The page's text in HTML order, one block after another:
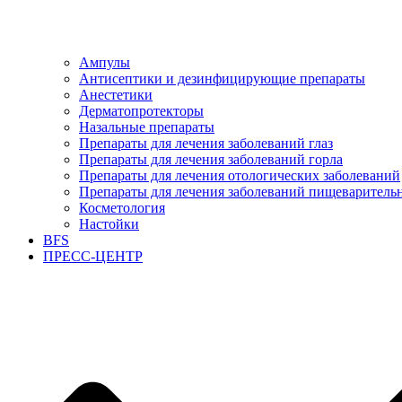
Ампулы
Антисептики и дезинфицирующие препараты
Анестетики
Дерматопротекторы
Назальные препараты
Препараты для лечения заболеваний глаз
Препараты для лечения заболеваний горла
Препараты для лечения отологических заболеваний
Препараты для лечения заболеваний
Косметология
Настойки
BFS
ПРЕСС-ЦЕНТР